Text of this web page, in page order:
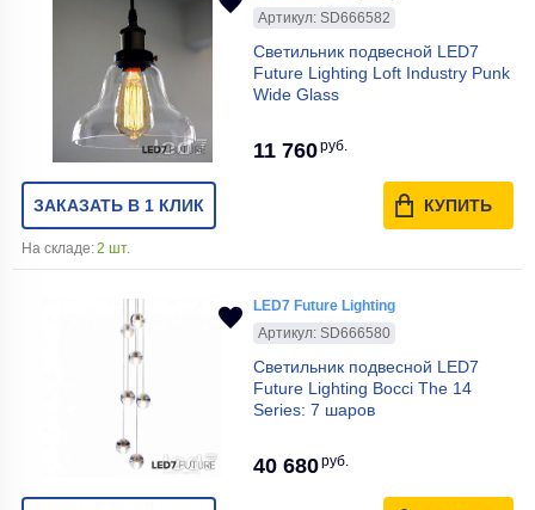
Артикул: SD666582
Светильник подвесной LED7
Future Lighting Loft Industry Punk
Wide Glass
11 760руб.
ЗАКАЗАТЬ В 1 КЛИК КУПИТЬ
На складе:2 шт.
LED7 Future Lighting
Артикул: SD666580
Светильник подвесной LED7
Future Lighting Bocci The 14
Series: 7 шаров
40 680руб.